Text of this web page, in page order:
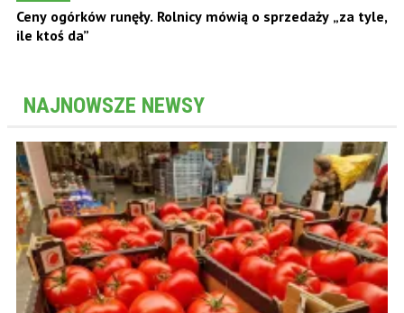
Ceny ogórków runęły. Rolnicy mówią o sprzedaży „za tyle,
ile ktoś da”
NAJNOWSZE NEWSY